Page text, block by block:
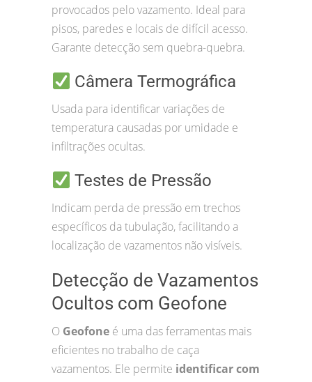
provocados pelo vazamento. Ideal para
pisos, paredes e locais de difícil acesso.
Garante detecção sem quebra-quebra.
Câmera Termográfica
Usada para identificar variações de
temperatura causadas por umidade e
infiltrações ocultas.
Testes de Pressão
Indicam perda de pressão em trechos
específicos da tubulação, facilitando a
localização de vazamentos não visíveis.
Detecção de Vazamentos
Ocultos com Geofone
O Geofone é uma das ferramentas mais
eficientes no trabalho de caça
vazamentos. Ele permite identificar com